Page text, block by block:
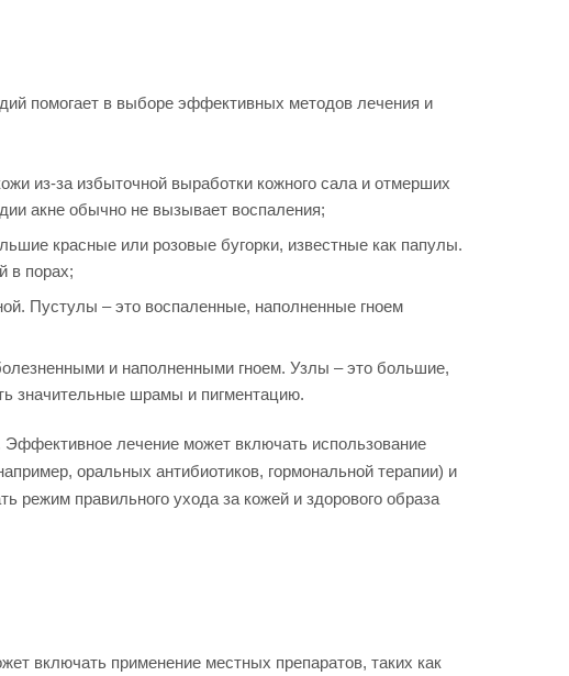
помогает в выборе эффективных методов лечения и
из-за избыточной выработки кожного сала и отмерших
акне обычно не вызывает воспаления;
красные или розовые бугорки, известные как папулы.
в порах;
Пустулы – это воспаленные, наполненные гноем
и наполненными гноем. Узлы – это большие,
значительные шрамы и пигментацию.
лечение может включать использование
оральных антибиотиков, гормональной терапии) и
режим правильного ухода за кожей и здорового образа
включать применение местных препаратов, таких как